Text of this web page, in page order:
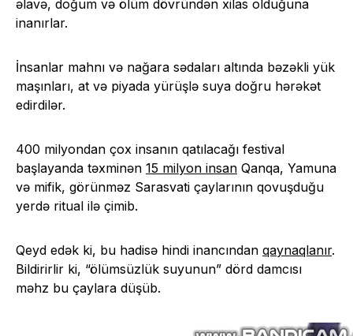
əlavə, doğum və ölüm dövründən xilas olduğuna
inanırlar.
İnsanlar mahnı və nağara sədaları altında bəzəkli yük
maşınları, at və piyada yürüşlə suya doğru hərəkət
edirdilər.
400 milyondan çox insanın qatılacağı festival
başlayanda təxminən 15 milyon insan Qanqa, Yamuna
və mifik, görünməz Sarasvati çaylarının qovuşduğu
yerdə ritual ilə çimib.
Qeyd edək ki, bu hadisə hindi inancından qaynaqlanır.
Bildirirlir ki, “ölümsüzlük suyunun” dörd damcısı
məhz bu çaylara düşüb.